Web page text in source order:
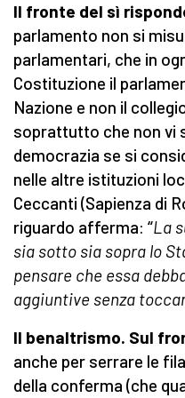
Il fronte del sì
parlamento non si
parlamentari, che in
Costituzione il
Nazione e non il
soprattutto che non vi
democrazia se si
nelle altre istituzioni
Ceccanti (Sapienza di
riguardo afferma: “La
sia sotto sia sopra lo
pensare che essa
aggiuntive senza
Il benaltrismo. Sul
anche per serrare le
della conferma (che